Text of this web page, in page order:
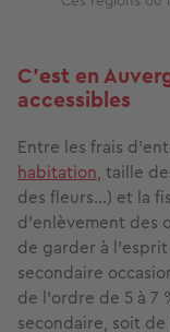
C’est en
accessibles
Entre les frais
habitation, taille
des fleurs…) et la
d’enlèvement des
de garder à
secondaire
de l’ordre de 5 à 7
secondaire, soit de